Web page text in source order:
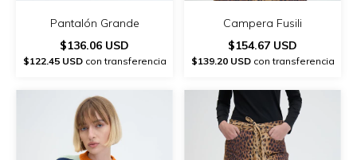
Pantalón Grande
$136.06 USD
$122.45 USDcon transferencia
Campera Fusili
$154.67 USD
$139.20 USDcon transferencia